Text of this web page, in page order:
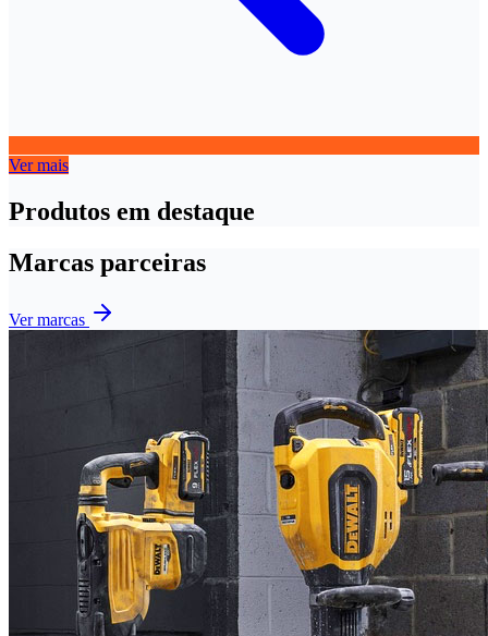
Ver mais
Produtos em destaque
Marcas parceiras
Ver marcas